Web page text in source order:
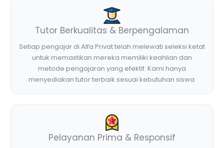
Tutor Berkualitas & Berpengalaman
Setiap pengajar di Alfa Privat telah melewati seleksi ketat
untuk memastikan mereka memiliki keahlian dan
metode pengajaran yang efektif. Kami hanya
menyediakan tutor terbaik sesuai kebutuhan siswa.
Pelayanan Prima & Responsif